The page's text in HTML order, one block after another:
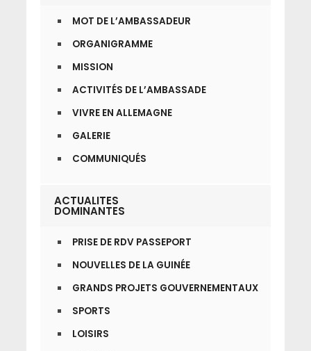
MOT DE L’AMBASSADEUR
ORGANIGRAMME
MISSION
ACTIVITÉS DE L’AMBASSADE
VIVRE EN ALLEMAGNE
GALERIE
COMMUNIQUÉS
ACTUALITES
DOMINANTES
PRISE DE RDV PASSEPORT
NOUVELLES DE LA GUINÉE
GRANDS PROJETS GOUVERNEMENTAUX
SPORTS
LOISIRS